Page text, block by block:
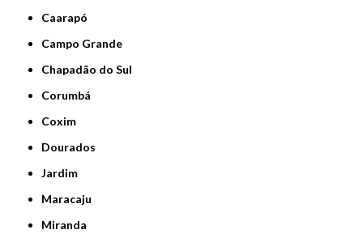
Caarapó
Campo Grande
Chapadão do Sul
Corumbá
Coxim
Dourados
Jardim
Maracaju
Miranda